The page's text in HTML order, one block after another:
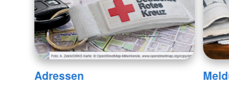
Adressen